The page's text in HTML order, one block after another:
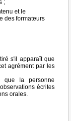
;
et le
des formateurs
s'il apparaît que
agrément par les
que la personne
écrites
orales.